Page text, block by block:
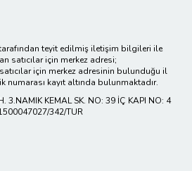
tarafından teyit edilmiş iletişim bilgileri ile
satıcılar için merkez adresi;
için merkez adresinin bulunduğu il
kayıt altında bulunmaktadır.
3.NAMIK KEMAL SK. NO: 39 İÇ KAPI NO: 4
342/TUR